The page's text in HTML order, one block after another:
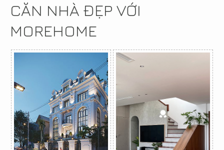
CĂN NHÀ ĐẸP VỚI
MOREHOME